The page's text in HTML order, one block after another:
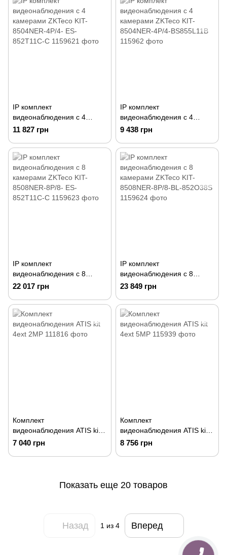
IP комплект
видеонаблюдения с 4
камерами ZKTeco KIT-
852T11C-C
11 827 грн
IP комплект
видеонаблюдения с 4
камерами ZKTeco KIT-
9 438 грн
IP комплект
видеонаблюдения с 8
камерами ZKTeco KIT-
852T11C-C
22 017 грн
IP комплект
видеонаблюдения с 8
камерами ZKTeco KIT-
23 849 грн
Комплект
видеонаблюдения ATIS kit
4ext 2MP
7 040 грн
Комплект
видеонаблюдения ATIS kit
4ext 5MP
8 756 грн
Показать еще 20 товаров
Назад 1 из 4 Вперед